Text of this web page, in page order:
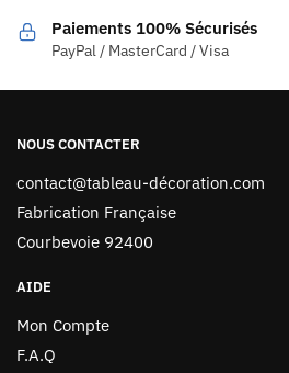
Paiements 100% Sécurisés
PayPal / MasterCard / Visa
NOUS CONTACTER
contact@tableau-décoration.com
Fabrication Française
Courbevoie 92400
AIDE
Mon Compte
F.A.Q